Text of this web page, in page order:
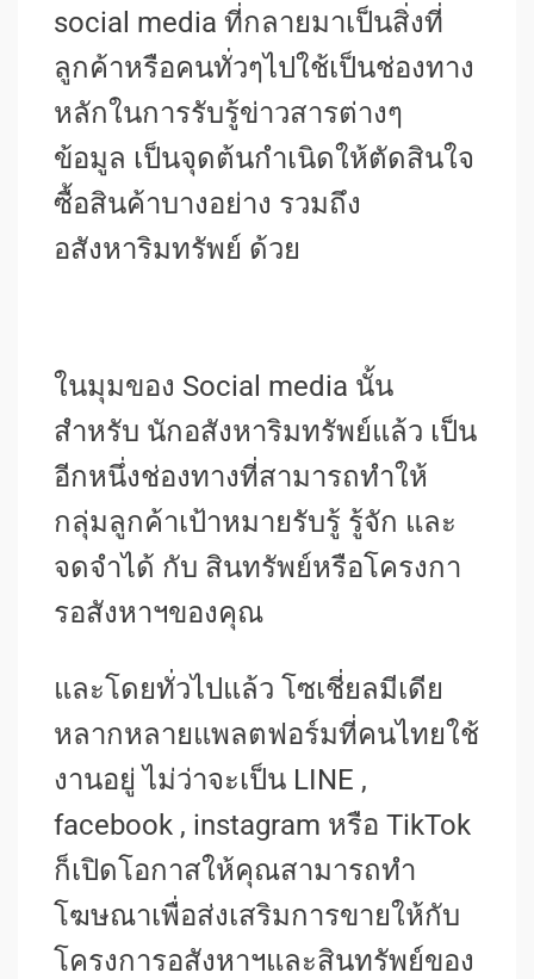
social media ที่กลายมาเป็นสิ่งที่
ลูกค้าหรือคนทั่วๆไปใช้เป็นช่องทาง
หลักในการรับรู้ข่าวสารต่างๆ
ข้อมูล เป็นจุดต้นกำเนิดให้ตัดสินใจ
ซื้อสินค้าบางอย่าง รวมถึง
อสังหาริมทรัพย์ ด้วย
ในมุมของ Social media นั้น
สำหรับ นักอสังหาริมทรัพย์แล้ว เป็น
อีกหนึ่งช่องทางที่สามารถทำให้
กลุ่มลูกค้าเป้าหมายรับรู้ รู้จัก และ
จดจำได้ กับ สินทรัพย์หรือโครงกา
รอสังหาฯของคุณ
และโดยทั่วไปแล้ว โซเชี่ยลมีเดีย
หลากหลายแพลตฟอร์มที่คนไทยใช้
งานอยู่ ไม่ว่าจะเป็น LINE ,
facebook , instagram หรือ TikTok
ก็เปิดโอกาสให้คุณสามารถทำ
โฆษณาเพื่อส่งเสริมการขายให้กับ
โครงการอสังหาฯและสินทรัพย์ของ